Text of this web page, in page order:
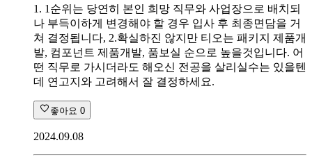
1. 1순위는 당연히 본인 희망 직무와 사업장으로 배치되
나 부득이하게 변경해야 할 경우 입사 후 최종면담을 거
쳐 결정됩니다, 2.확실하진 않지만 티오는 패키지 제품개
발, 컴포넌트 제품개발, 품보실 순으로 높을것입니다. 어
떤 직무로 가시더라도 해오신 전공을 살리실수는 있을텐
데 연고지와 고려해서 잘 결정하세요.
좋아요 0
2024.09.08